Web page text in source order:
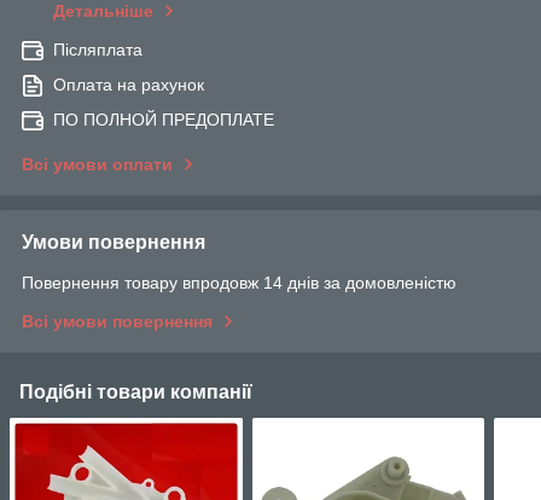
Детальніше
Післяплата
Оплата на рахунок
ПО ПОЛНОЙ ПРЕДОПЛАТЕ
Всі умови оплати
Умови повернення
Повернення товару впродовж 14 днів за домовленістю
Всі умови повернення
Подібні товари компанії